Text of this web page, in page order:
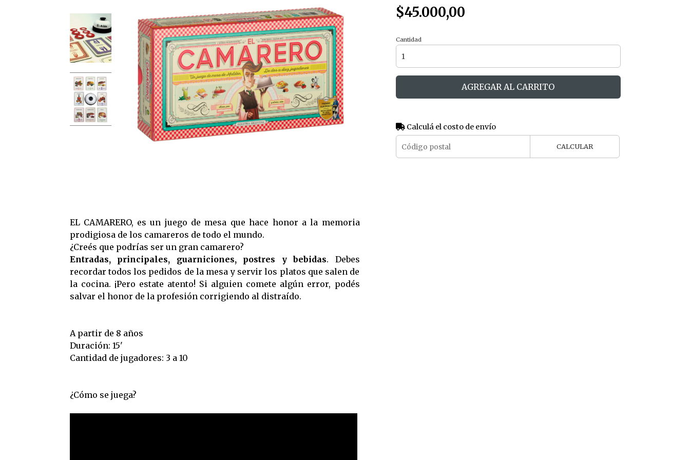
EL CAMARERO, es un juego de mesa que hace honor a la memoria
prodigiosa de los camareros de todo el mundo.
¿Creés que podrías ser un gran camarero?
Entradas, principales, guarniciones, postres y bebidas. Debes
recordar todos los pedidos de la mesa y servir los platos que salen de
la cocina. ¡Pero estate atento! Si alguien comete algún error, podés
salvar el honor de la profesión corrigiendo al distraído.
A partir de 8 años
Duración: 15'
Cantidad de jugadores: 3 a 10
¿Cómo se juega?
$45.000,00
Cantidad
AGREGAR AL CARRITO
Calculá el costo de envío
CALCULAR